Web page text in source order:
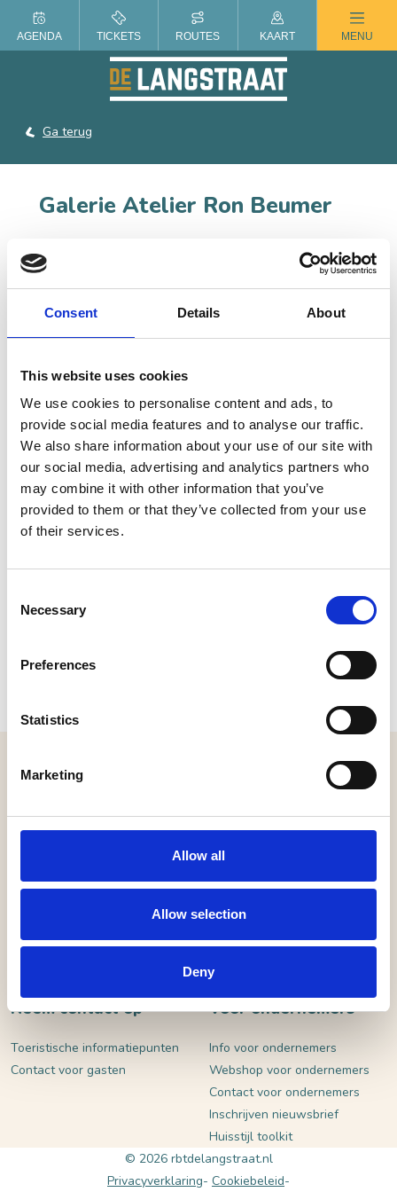
Consent Details About
This website uses cookies
We use cookies to personalise content and ads, to
provide social media features and to analyse our traffic.
We also share information about your use of our site with
our social media, advertising and analytics partners who
may combine it with other information that you’ve
provided to them or that they’ve collected from your use
of their services.
Selection
Necessary
Preferences
Statistics
Marketing
Allow all
Allow selection
Deny
ZOMER IN DE LANGSTRAAT
Ga terug
Galerie Atelier Ron Beumer
Ron Beumer is etsenmaker en exposeert regelmatig. In
vrijwel alle etsen van Ron overheersen blauwe tinten.
Hooisteeg 6, 5141 KH Waalwijk
0416-650178
Stuur een e-mail
Plan je route
Bekijk website
Neem contact op
Toeristische informatiepunten
Contact voor gasten
Voor ondernemers
Info voor ondernemers
Webshop voor ondernemers
Contact voor ondernemers
Inschrijven nieuwsbrief
Huisstijl toolkit
© 2026 rbtdelangstraat.nl
Privacyverklaring Cookiebeleid
AGENDA TICKETS ROUTES KAART MENU